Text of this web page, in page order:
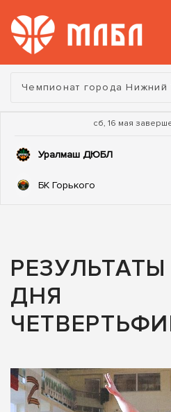
Турнир:
Чемпионат города Нижний
сб, 16 мая
Уралмаш ДЮБЛ
БК Горького
ДНЯ